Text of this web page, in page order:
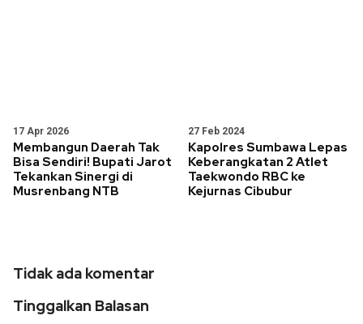
17 Apr 2026
Membangun Daerah Tak
Bisa Sendiri! Bupati Jarot
Tekankan Sinergi di
Musrenbang NTB
27 Feb 2024
Kapolres Sumbawa Lepas
Keberangkatan 2 Atlet
Taekwondo RBC ke
Kejurnas Cibubur
Tidak ada komentar
Tinggalkan Balasan